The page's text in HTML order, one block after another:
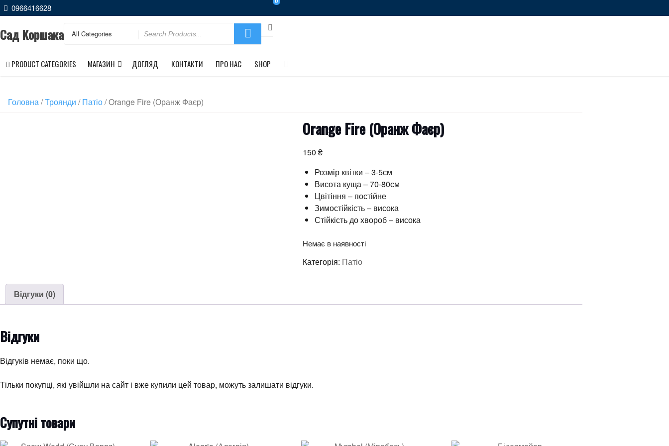
0966416628
Сад Коршака
PRODUCT CATEGORIES МАГАЗИН ДОГЛЯД КОНТАКТИ ПРО НАС SHOP
Головна/Троянди /Патіо/ Orange Fire (Оранж Фаєр)
Orange Fire (Оранж Фаєр)
150₴
Розмір квітки – 3-5см
Висота куща – 70-80см
Цвітіння – постійне
Зимостійкість – висока
Стійкість до хвороб – висока
Немає в наявності
Категорія: Патіо
Відгуки (0)
Відгуки
Відгуків немає, поки що.
Тільки покупці, які увійшли на сайт і вже купили цей товар, можуть залишати відгуки.
Супутні товари